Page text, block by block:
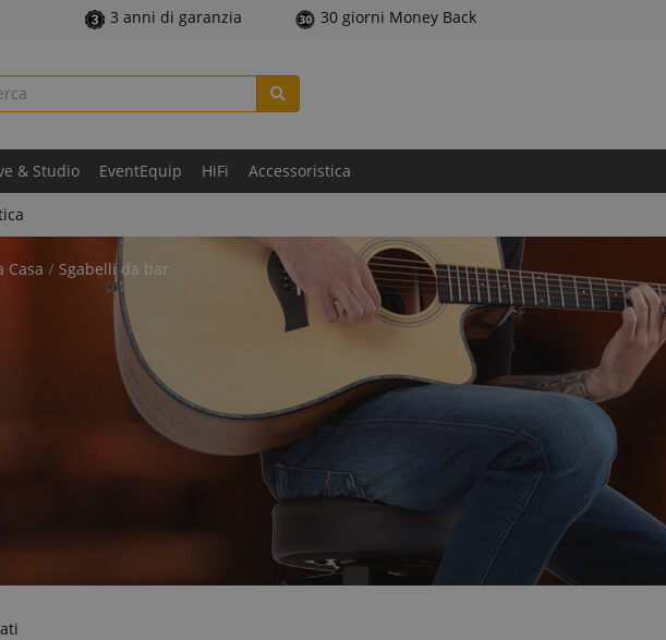
3 anni di garanzia 30 giorni Money Back
& Studio EventEquip HiFi Accessoristica
Casa Sgabelli da bar